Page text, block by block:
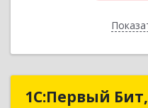
1С:Первый